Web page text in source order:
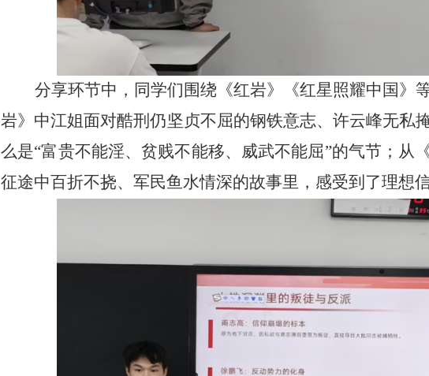
分享环节中，同学们围绕《红岩》《红星照耀中国》
岩》中江姐面对酷刑仍坚贞不屈的钢铁意志、许云峰无私
么是“富贵不能淫、贫贱不能移、威武不能屈”的气节；从
征途中百折不挠、军民鱼水情深的故事里，感受到了理想